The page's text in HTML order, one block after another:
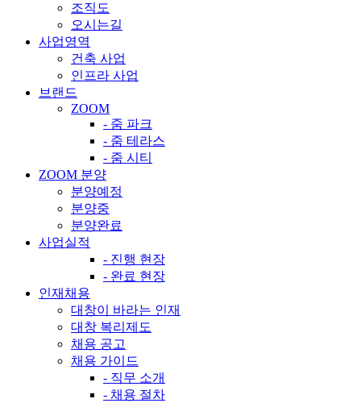
조직도
오시는길
사업영역
건축 사업
인프라 사업
브랜드
ZOOM
- 줌 파크
- 줌 테라스
- 줌 시티
ZOOM 분양
분양예정
분양중
분양완료
사업실적
- 진행 현장
- 완료 현장
인재채용
대창이 바라는 인재
대창 복리제도
채용 공고
채용 가이드
- 직무 소개
- 채용 절차